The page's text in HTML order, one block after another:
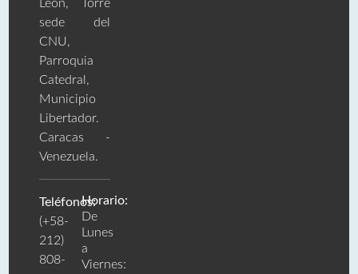
León, Torre
sede del
CNU,
Parroquia
Catedral,
Municipio
Libertador.
Caracas -
Venezuela.
Teléfonos:
(+58-
212)
808-
Horario:
De
Lunes
a
Viernes: